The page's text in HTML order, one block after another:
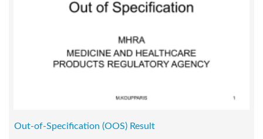
Out-of-Specification (OOS) Result